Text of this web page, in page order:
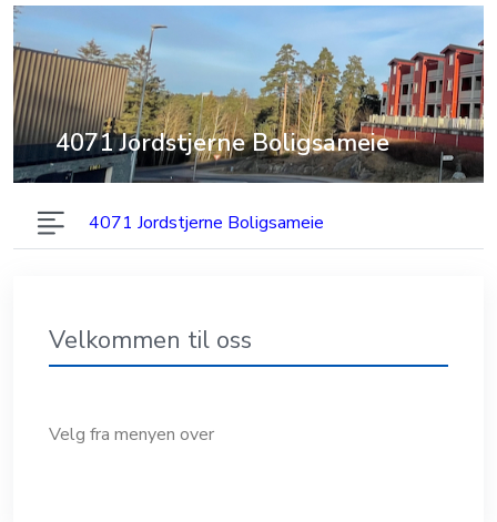
4071 Jordstjerne Boligsameie
4071 Jordstjerne Boligsameie
Velkommen til oss
Velg fra menyen over